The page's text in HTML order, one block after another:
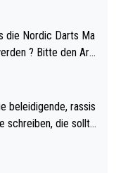
des Weltmei
Archie Self letzt
Weltmeister durch
sich das (in Ve
die PDC-WM als Zi
? Bitte den Arti
beleidigende, rassis
schreiben, die sollte
mich: Luke Little